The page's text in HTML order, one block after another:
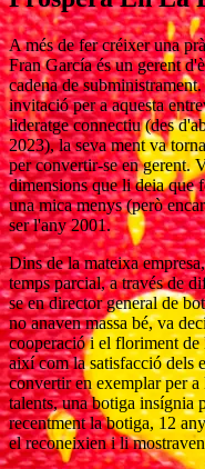
A més de fer créixer una
Fran García és un gerent
cadena de
invitació per a aquesta
lideratge connectiu (des
2023), la seva ment va
per convertir-se en gerent.
dimensions que li deia que
una mica menys (però
ser l'any 2001.
Dins de la mateixa
temps parcial, a través de
se en director general de
no anaven massa bé, va
cooperació i el floriment
així com la satisfacció dels
convertir en exemplar per
talents, una botiga insígnia
recentment la botiga, 12
el reconeixien i li